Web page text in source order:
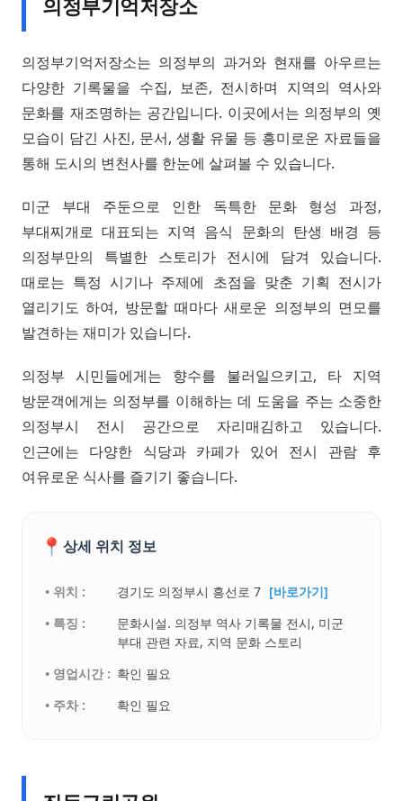
의정부기억저장소는 의정부의 과거와 현재를 아우르는
다양한 기록물을 수집, 보존, 전시하며 지역의 역사와
문화를 재조명하는 공간입니다. 이곳에서는 의정부의 옛
모습이 담긴 사진, 문서, 생활 유물 등 흥미로운 자료들을
통해 도시의 변천사를 한눈에 살펴볼 수 있습니다.
미군 부대 주둔으로 인한 독특한 문화 형성 과정,
부대찌개로 대표되는 지역 음식 문화의 탄생 배경 등
의정부만의 특별한 스토리가 전시에 담겨 있습니다.
때로는 특정 시기나 주제에 초점을 맞춘 기획 전시가
열리기도 하여, 방문할 때마다 새로운 의정부의 면모를
발견하는 재미가 있습니다.
의정부 시민들에게는 향수를 불러일으키고, 타 지역
방문객에게는 의정부를 이해하는 데 도움을 주는 소중한
의정부시 전시 공간으로 자리매김하고 있습니다.
인근에는 다양한 식당과 카페가 있어 전시 관람 후
여유로운 식사를 즐기기 좋습니다.
📍 상세 위치 정보
• 위치 : 경기도 의정부시 흥선로 7 [바로가기]
• 특징 :
문화시설. 의정부 역사 기록물 전시, 미군
부대 관련 자료, 지역 문화 스토리
• 영업시간 : 확인 필요
• 주차 :
확인 필요